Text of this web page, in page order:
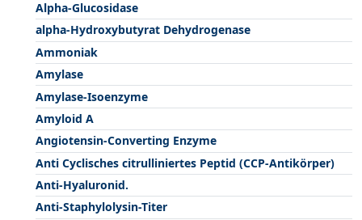
Alpha-Glucosidase
alpha-Hydroxybutyrat Dehydrogenase
Ammoniak
Amylase
Amylase-Isoenzyme
Amyloid A
Angiotensin-Converting Enzyme
Anti Cyclisches citrulliniertes Peptid (CCP-Antikörper)
Anti-Hyaluronid.
Anti-Staphylolysin-Titer